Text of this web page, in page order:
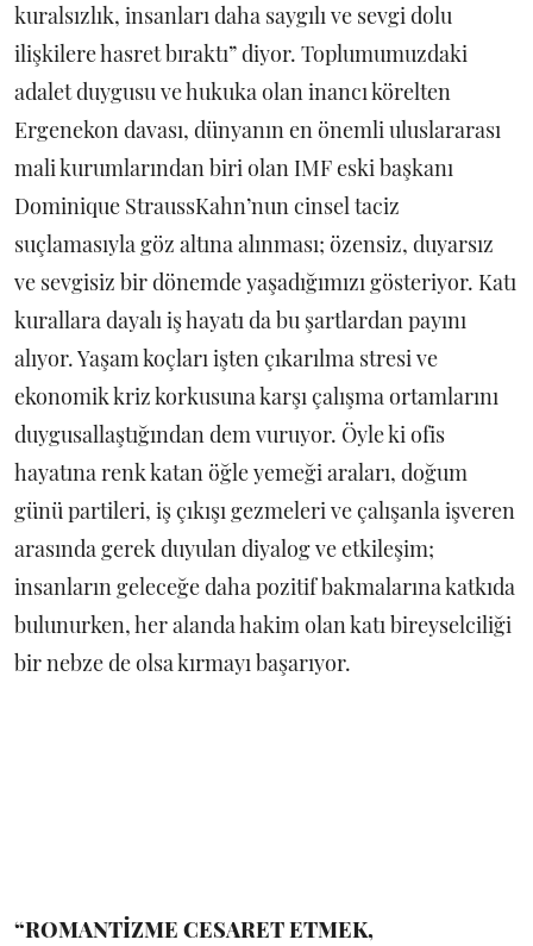
kuralsızlık, insanları daha saygılı ve sevgi dolu
ilişkilere hasret bıraktı” diyor. Toplumumuzdaki
adalet duygusu ve hukuka olan inancı körelten
Ergenekon davası, dünyanın en önemli uluslararası
mali kurumlarından biri olan IMF eski başkanı
Dominique StraussKahn’nun cinsel taciz
suçlamasıyla göz altına alınması; özensiz, duyarsız
ve sevgisiz bir dönemde yaşadığımızı gösteriyor. Katı
kurallara dayalı iş hayatı da bu şartlardan payını
alıyor. Yaşam koçları işten çıkarılma stresi ve
ekonomik kriz korkusuna karşı çalışma ortamlarını
duygusallaştığından dem vuruyor. Öyle ki ofis
hayatına renk katan öğle yemeği araları, doğum
günü partileri, iş çıkışı gezmeleri ve çalışanla işveren
arasında gerek duyulan diyalog ve etkileşim;
insanların geleceğe daha pozitif bakmalarına katkıda
bulunurken, her alanda hakim olan katı bireyselciliği
bir nebze de olsa kırmayı başarıyor.
“ROMANTİZME CESARET ETMEK,